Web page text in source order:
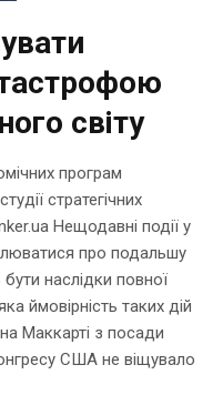
світу
програм
стратегічних
Нещодавні події у
про подальшу
наслідки повної
ймовірність таких дій
Маккарті з посади
США не віщувало